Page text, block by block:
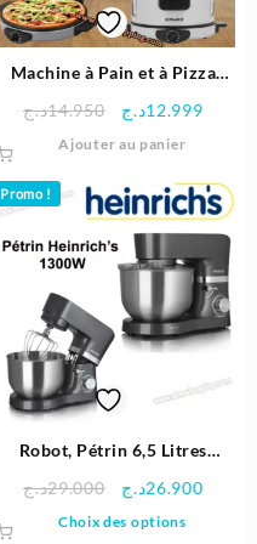
sur
la
page
produit
Machine à Pain et à Pizza
14.950د.ج
Le
était :
14.950د.ج.
12.999د.ج
Le
est :
Ajouter au panier
Promo !
Robot, Pétrin 6,5 Litres
29.000د.ج
Le
26.900د.ج
Le
Choix des options